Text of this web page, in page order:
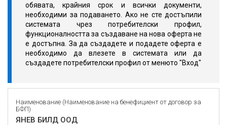
обявата, крайния срок и всички документи,
необходими за подаването. Ако не сте достъпили
системата чрез потребителски профил,
функционалността за създаване на нова оферта не
е достъпна. За да създадете и подадете оферта е
необходимо да влезете в системата или да
създадете потребителски профил от менюто "Вход"
Наименование (Наименование на бенефициент от договор за
БФП)
ЯНЕВ БИЛД ООД